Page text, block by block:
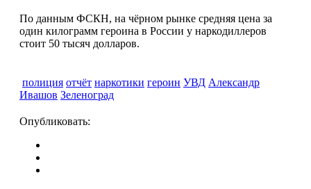
По данным ФСКН, на чёрном рынке средняя цена за
один килограмм героина в России у наркодиллеров
стоит 50 тысяч долларов.
полиция отчёт наркотики героин УВД Александр
Ивашов Зеленоград
Опубликовать: